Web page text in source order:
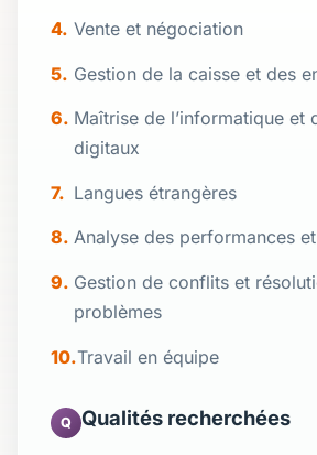
Vente et négociation
Gestion de la caisse et des
Maîtrise de l’informatique et
digitaux
Langues étrangères
Analyse des performances
Gestion de conflits et
problèmes
Travail en équipe
Q Qualités recherchées